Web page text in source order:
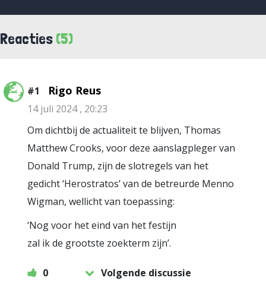
Reacties (5)
#1 Rigo Reus
14 juli 2024 , 20:23
Om dichtbij de actualiteit te blijven, Thomas
Matthew Crooks, voor deze aanslagpleger van
Donald Trump, zijn de slotregels van het
gedicht ‘Herostratos’ van de betreurde Menno
Wigman, wellicht van toepassing:
‘Nog voor het eind van het festijn
zal ik de grootste zoekterm zijn’.
0 Volgende discussie